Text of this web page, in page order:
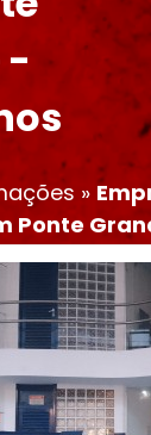
-
»
Ponte